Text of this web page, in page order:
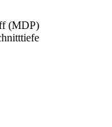
(MDP)